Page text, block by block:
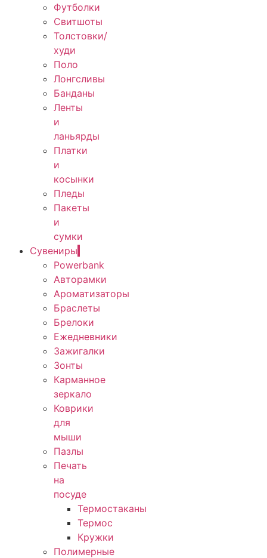
Футболки
Свитшоты
Толстовки/
худи
Поло
Лонгсливы
Банданы
Ленты
и
ланьярды
Платки
и
косынки
Пледы
Пакеты
и
сумки
Сувениры
Powerbank
Авторамки
Ароматизаторы
Браслеты
Брелоки
Ежедневники
Зажигалки
Зонты
Карманное
зеркало
Коврики
для
мыши
Пазлы
Печать
на
посуде
Термостаканы
Термос
Кружки
Полимерные